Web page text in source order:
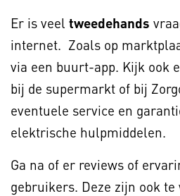
Er is veel tweedehands
internet. Zoals op
via een buurt-app. Kijk ook
bij de supermarkt of bij
eventuele service en
elektrische hulpmiddelen.
Ga na of er reviews of
gebruikers. Deze zijn ook te